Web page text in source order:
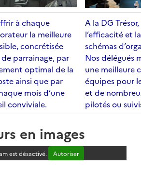
à chaque
la meilleure
concrétisée
parrainage, par
optimal de la
ainsi que par
mois d’une
conviviale.
A la DG
l’efficacité et
schémas
Nos délégués
une meilleure
équipes pour
et de
pilotés ou
en images
est désactivé. Autoriser